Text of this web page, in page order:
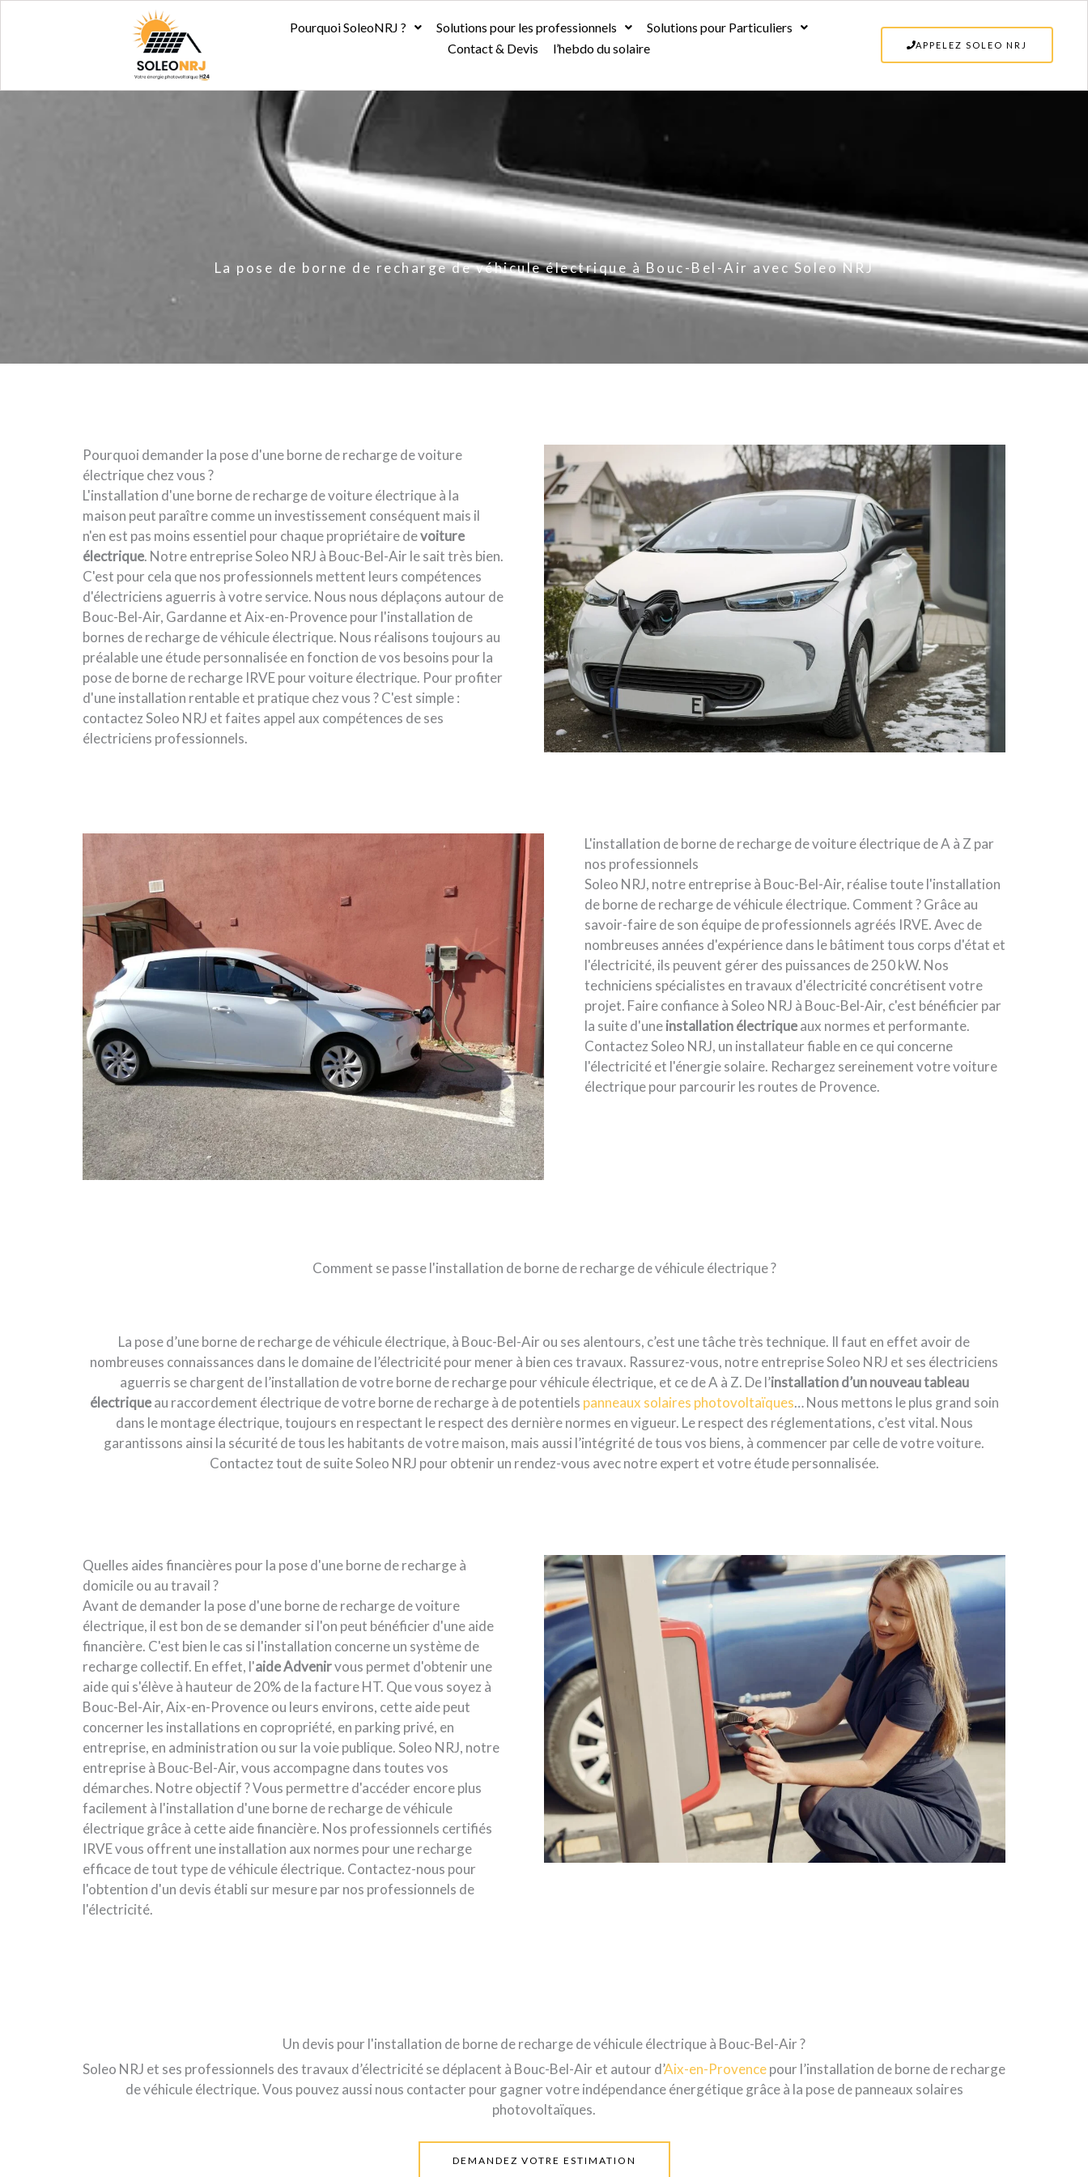
Pourquoi SoleoNRJ ? Solutions pour les professionnels
Solutions pour Particuliers
Contact & Devis
l’hebdo du solaire APPELEZ SOLEO
Pourquoi SoleoNRJ ? Solutions pour les professionnels
Solutions pour Particuliers
Contact & Devis
l’hebdo du solaire APPELEZ SOLEO NRJ
La pose de borne de recharge de véhicule électrique à Bouc-Bel-Air avec Soleo NRJ
Pourquoi demander la pose d'une borne de recharge de voiture
électrique chez vous ?
L'installation d'une borne de recharge de voiture électrique à la
maison peut paraître comme un investissement conséquent mais il
n'en est pas moins essentiel pour chaque propriétaire devoiture
électrique. Notre entreprise Soleo NRJ à Bouc-Bel-Air le sait très bien.
C'est pour cela que nos professionnels mettent leurs compétences
d'électriciens aguerris à votre service. Nous nous déplaçons autour de
Bouc-Bel-Air, Gardanne et Aix-en-Provence pour l'installation de
bornes de recharge de véhicule électrique. Nous réalisons toujours au
préalable une étude personnalisée en fonction de vos besoins pour la
pose de borne de recharge IRVE pour voiture électrique. Pour profiter
d'une installation rentable et pratique chez vous ? C'est simple :
contactez Soleo NRJ et faites appel aux compétences de ses
électriciens professionnels.
L'installation de borne de recharge de voiture électrique de A à Z par
nos professionnels
Soleo NRJ, notre entreprise à Bouc-Bel-Air, réalise toute l'installation
de borne de recharge de véhicule électrique. Comment ? Grâce au
savoir-faire de son équipe de professionnels agréés IRVE. Avec de
nombreuses années d'expérience dans le bâtiment tous corps d'état et
l'électricité, ils peuvent gérer des puissances de 250 kW. Nos
techniciens spécialistes en travaux d'électricité concrétisent votre
projet. Faire confiance à Soleo NRJ à Bouc-Bel-Air, c'est bénéficier par
la suite d'uneinstallation électriqueaux normes et performante.
Contactez Soleo NRJ, un installateur fiable en ce qui concerne
l'électricité et l'énergie solaire. Rechargez sereinement votre voiture
électrique pour parcourir les routes de Provence.
Comment se passe l'installation de borne de recharge de véhicule électrique ?
La pose d’une borne de recharge de véhicule électrique, à Bouc-Bel-Air ou ses alentours, c’est une tâche très technique. Il faut en effet avoir de
nombreuses connaissances dans le domaine de l’électricité pour mener à bien ces travaux. Rassurez-vous, notre entreprise Soleo NRJ et ses électriciens
aguerris se chargent de l’installation de votre borne de recharge pour véhicule électrique, et ce de A à Z. De l’installation d’un nouveau tableau
électriqueau raccordement électrique de votre borne de recharge à de potentiels panneaux solaires photovoltaïques… Nous mettons le plus grand soin
dans le montage électrique, toujours en respectant le respect des dernière normes en vigueur. Le respect des réglementations, c’est vital. Nous
garantissons ainsi la sécurité de tous les habitants de votre maison, mais aussi l’intégrité de tous vos biens, à commencer par celle de votre voiture.
Contactez tout de suite Soleo NRJ pour obtenir un rendez-vous avec notre expert et votre étude personnalisée.
Quelles aides financières pour la pose d'une borne de recharge à
domicile ou au travail ?
Avant de demander la pose d'une borne de recharge de voiture
électrique, il est bon de se demander si l'on peut bénéficier d'une aide
financière. C'est bien le cas si l'installation concerne un système de
recharge collectif. En effet, l'aide Advenirvous permet d'obtenir une
aide qui s'élève à hauteur de 20% de la facture HT. Que vous soyez à
Bouc-Bel-Air, Aix-en-Provence ou leurs environs, cette aide peut
concerner les installations en copropriété, en parking privé, en
entreprise, en administration ou sur la voie publique. Soleo NRJ, notre
entreprise à Bouc-Bel-Air, vous accompagne dans toutes vos
démarches. Notre objectif ? Vous permettre d'accéder encore plus
facilement à l'installation d'une borne de recharge de véhicule
électrique grâce à cette aide financière. Nos professionnels certifiés
IRVE vous offrent une installation aux normes pour une recharge
efficace de tout type de véhicule électrique. Contactez-nous pour
l'obtention d'un devis établi sur mesure par nos professionnels de
l'électricité.
Un devis pour l'installation de borne de recharge de véhicule électrique à Bouc-Bel-Air ?
Soleo NRJ et ses professionnels des travaux d’électricitése déplacent à Bouc-Bel-Air et autour d’Aix-en-Provencepour l’installation de borne de recharge
de véhicule électrique. Vous pouvez aussi nous contacter pour gagner votre indépendance énergétique grâce à la pose de panneaux solaires
photovoltaïques.
DEMANDEZ VOTRE ESTIMATION